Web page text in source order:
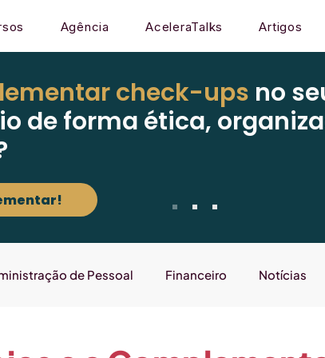
Agência AceleraTalks Artigos
check-ups no
de forma ética,
de Pessoal Financeiro Notícias